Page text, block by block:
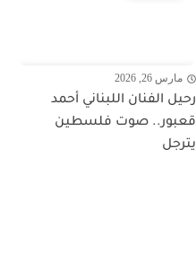
مارس 26, 2026
رحيل الفنان اللبناني أحمد
قعبور.. صوت فلسطين
يترجل